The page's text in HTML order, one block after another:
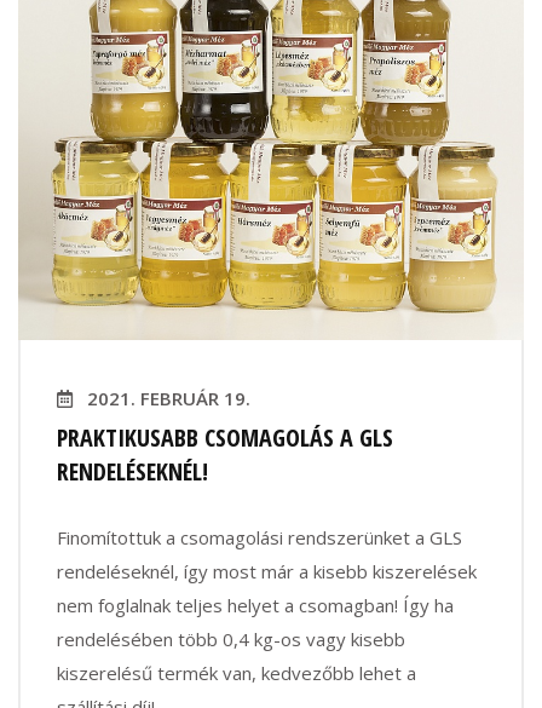
2021. FEBRUÁR 19.
PRAKTIKUSABB CSOMAGOLÁS A GLS
RENDELÉSEKNÉL!
Finomítottuk a csomagolási rendszerünket a GLS
rendeléseknél, így most már a kisebb kiszerelések
nem foglalnak teljes helyet a csomagban! Így ha
rendelésében több 0,4 kg-os vagy kisebb
kiszerelésű termék van, kedvezőbb lehet a